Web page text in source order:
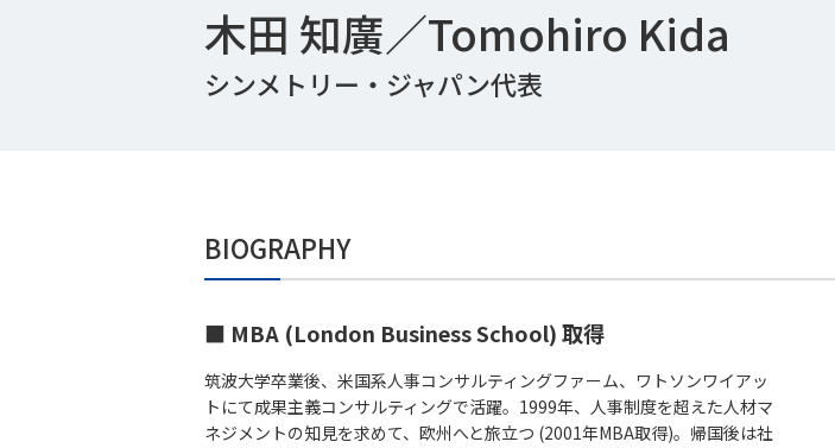
木田 知廣／Tomohiro Kida
シンメトリー・ジャパン代表
BIOGRAPHY
■ MBA (London Business School) 取得
筑波大学卒業後、米国系人事コンサルティングファーム、ワトソンワイアッ
トにて成果主義コンサルティングで活躍。1999年、人事制度を超えた人材マ
ネジメントの知見を求めて、欧州へと旅立つ (2001年MBA取得)。帰国後は社